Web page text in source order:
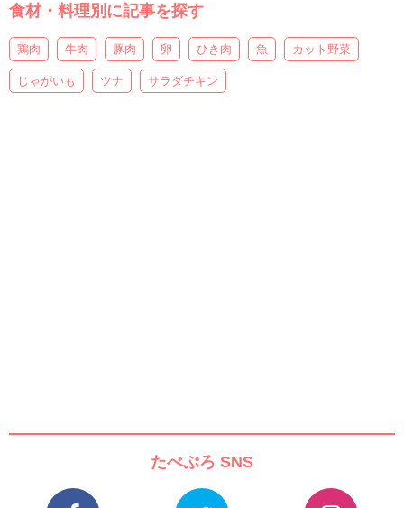
食材・料理別に記事を探す
鶏肉 牛肉 豚肉 卵 ひき肉 魚 カット野菜
じゃがいも ツナ サラダチキン
たべぷろ SNS